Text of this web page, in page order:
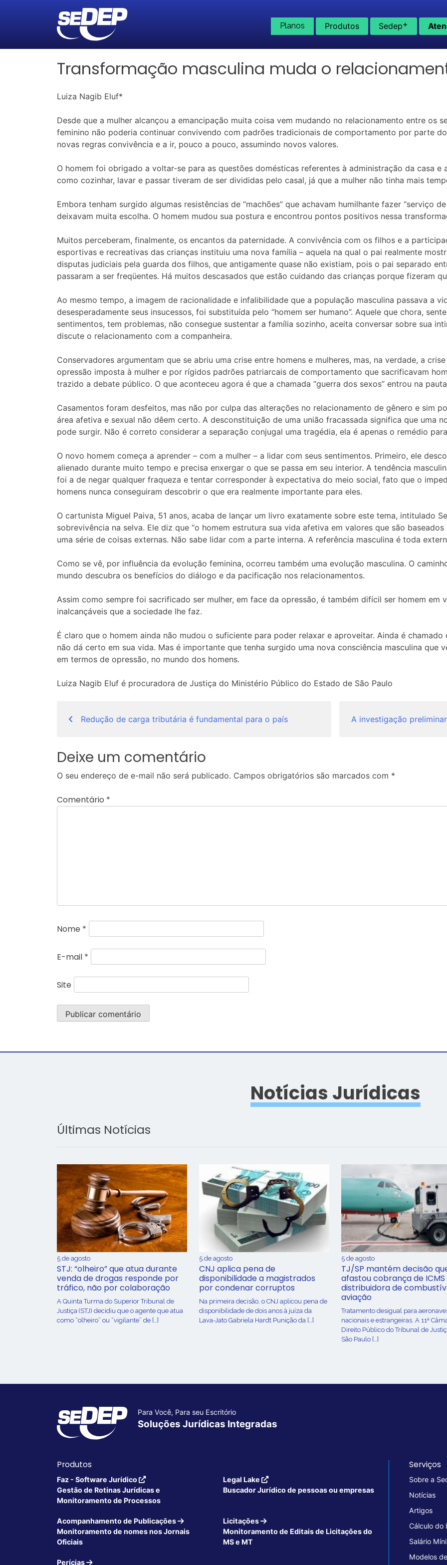
Planos Produtos Sedep+
Transformação masculina muda o
Luiza Nagib Eluf*
Desde que a mulher alcançou a emancipação muita coisa vem mudando no relacionamento entre os
feminino não poderia continuar convivendo com padrões tradicionais de comportamento por parte
novas regras convivência e a ir, pouco a pouco, assumindo novos valores.
O homem foi obrigado a voltar-se para as questões domésticas referentes à administração da casa
como cozinhar, lavar e passar tiveram de ser divididas pelo casal, já que a mulher não tinha mais
Embora tenham surgido algumas resistências de “machões” que achavam humilhante fazer “serviço
deixavam muita escolha. O homem mudou sua postura e encontrou pontos positivos nessa
Muitos perceberam, finalmente, os encantos da paternidade. A convivência com os filhos e a
esportivas e recreativas das crianças instituiu uma nova família – aquela na qual o pai realmente
disputas judiciais pela guarda dos filhos, que antigamente quase não existiam, pois o pai separado
passaram a ser freqüentes. Há muitos descasados que estão cuidando das crianças porque fizeram
Ao mesmo tempo, a imagem de racionalidade e infalibilidade que a população masculina passava a
desesperadamente seus insucessos, foi substituída pelo “homem ser humano”. Aquele que chora,
sentimentos, tem problemas, não consegue sustentar a família sozinho, aceita conversar sobre sua
discute o relacionamento com a companheira.
Conservadores argumentam que se abriu uma crise entre homens e mulheres, mas, na verdade, a
opressão imposta à mulher e por rígidos padrões patriarcais de comportamento que sacrificavam
trazido a debate público. O que aconteceu agora é que a chamada “guerra dos sexos” entrou na
Casamentos foram desfeitos, mas não por culpa das alterações no relacionamento de gênero e sim
área afetiva e sexual não dêem certo. A desconstituição de uma união fracassada significa que uma
pode surgir. Não é correto considerar a separação conjugal uma tragédia, ela é apenas o remédio
O novo homem começa a aprender – com a mulher – a lidar com seus sentimentos. Primeiro, ele
alienado durante muito tempo e precisa enxergar o que se passa em seu interior. A tendência
foi a de negar qualquer fraqueza e tentar corresponder à expectativa do meio social, fato que o
homens nunca conseguiram descobrir o que era realmente importante para eles.
O cartunista Miguel Paiva, 51 anos, acaba de lançar um livro exatamente sobre este tema, intitulado
sobrevivência na selva. Ele diz que “o homem estrutura sua vida afetiva em valores que são
uma série de coisas externas. Não sabe lidar com a parte interna. A referência masculina é toda
Como se vê, por influência da evolução feminina, ocorreu também uma evolução masculina. O
mundo descubra os benefícios do diálogo e da pacificação nos relacionamentos.
Assim como sempre foi sacrificado ser mulher, em face da opressão, é também difícil ser homem em
inalcançáveis que a sociedade lhe faz.
É claro que o homem ainda não mudou o suficiente para poder relaxar e aproveitar. Ainda é
não dá certo em sua vida. Mas é importante que tenha surgido uma nova consciência masculina que
em termos de opressão, no mundo dos homens.
Luiza Nagib Eluf é procuradora de Justiça do Ministério Público do Estado de São Paulo
Navegação
de
Post
Redução de carga tributária é fundamental para o país A investigação
Deixe um comentário
O seu endereço de e-mail não será publicado. Campos obrigatórios são marcados com *
Comentário *
Nome *
E-mail *
Site
Notícias Jurídicas
Últimas Notícias
5 de agosto
STJ: “olheiro” que atua durante
venda de drogas responde por
tráfico, não por colaboração
A Quinta Turma do Superior Tribunal de
Justiça (STJ) decidiu que o agente que atua
como “olheiro” ou “vigilante” de […]
5 de agosto
CNJ aplica pena de
disponibilidade a magistrados
por condenar corruptos
Na primeira decisão, o CNJ aplicou pena de
disponibilidade de dois anos à juíza da
Lava-Jato Gabriela Hardt Punição da […]
5 de agosto
TJ/SP mantém decisão
afastou cobrança de ICMS
distribuidora de
aviação
Tratamento desigual para
nacionais e estrangeiras. A 11ª
Direito Público do Tribunal de
São Paulo […]
Para Você, Para seu Escritório
Soluções Jurídicas Integradas
Produtos
Faz - Software Jurídico
Gestão de Rotinas Jurídicas e
Monitoramento de Processos
Legal Lake
Buscador Jurídico de pessoas ou empresas
Acompanhamento de Publicações
Monitoramento de nomes nos Jornais
Oficiais
Licitações
Monitoramento de Editais de Licitações do
MS e MT
Perícias
Serviços
Sobre a
Notícias
Artigos
Cálculo do
Salário
Modelos